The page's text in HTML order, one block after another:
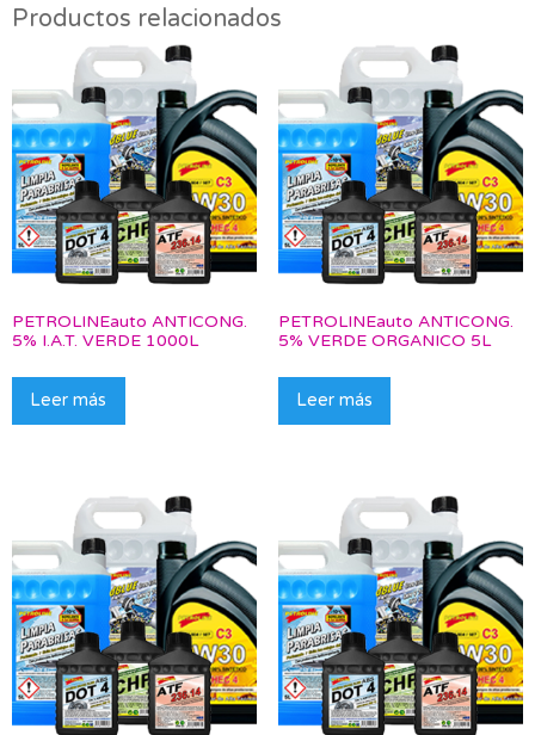
Productos relacionados
PETROLINEauto ANTICONG.
5% I.A.T. VERDE 1000L
Leer más
PETROLINEauto ANTICONG.
5% VERDE ORGANICO 5L
Leer más